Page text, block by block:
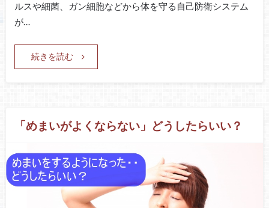
ルスや細菌、ガン細胞などから体を守る自己防衛システム
が…
続きを読む
「めまいがよくならない」どうしたらいい？